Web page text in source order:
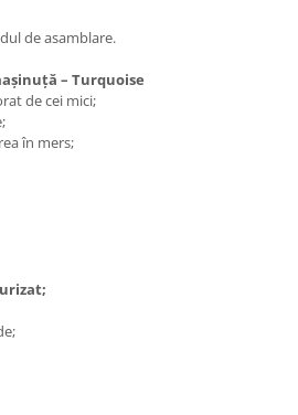
de asamblare.
– Turquoise
de cei mici;
în mers;